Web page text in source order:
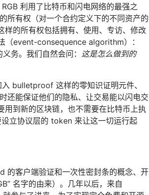
利用了比特币和闪电网络的最强之
所有权（对一个合约定义下的不同资产的
样的所有权包括拥有、使用、专访、修改
（event-consequence algorithm）：
务。我们自然会问： 这是怎么做到的
入 bulletproof 这样的零知识证明元件、
还能保证他们的隐私、让交易能以闪电交
到新的区块链，也不需要在比特币上执
立协议层的 token 来让这一切运行起
客户端验证和一次性密封条的概念、开
名字的由来）。几年以后，来自